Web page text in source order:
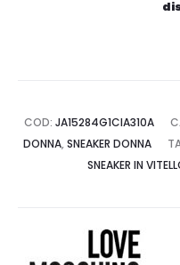
COD: JA15284G1CIA310A
DONNA, SNEAKER DONNA
SNEAKER IN